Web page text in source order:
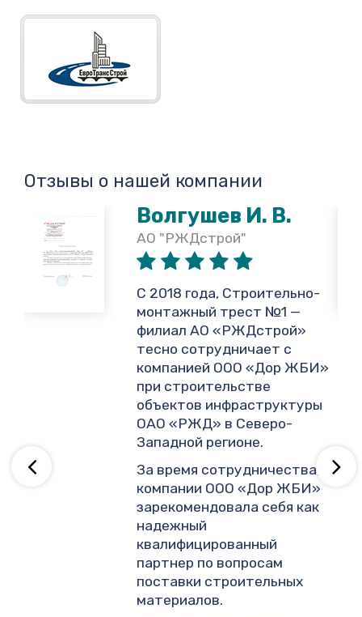
Отзывы о нашей компании
Волгушев И. В.
АО "РЖДстрой"
С 2018 года, Строительно-
монтажный трест №1 —
филиал АО «РЖДстрой»
тесно сотрудничает с
компанией ООО «Дор ЖБИ»
при строительстве
объектов инфраструктуры
ОАО «РЖД» в Северо-
Западной регионе.
За время сотрудничества,
компании ООО «Дор ЖБИ»
зарекомендовала себя как
надежный
квалифицированный
партнер по вопросам
поставки строительных
материалов.